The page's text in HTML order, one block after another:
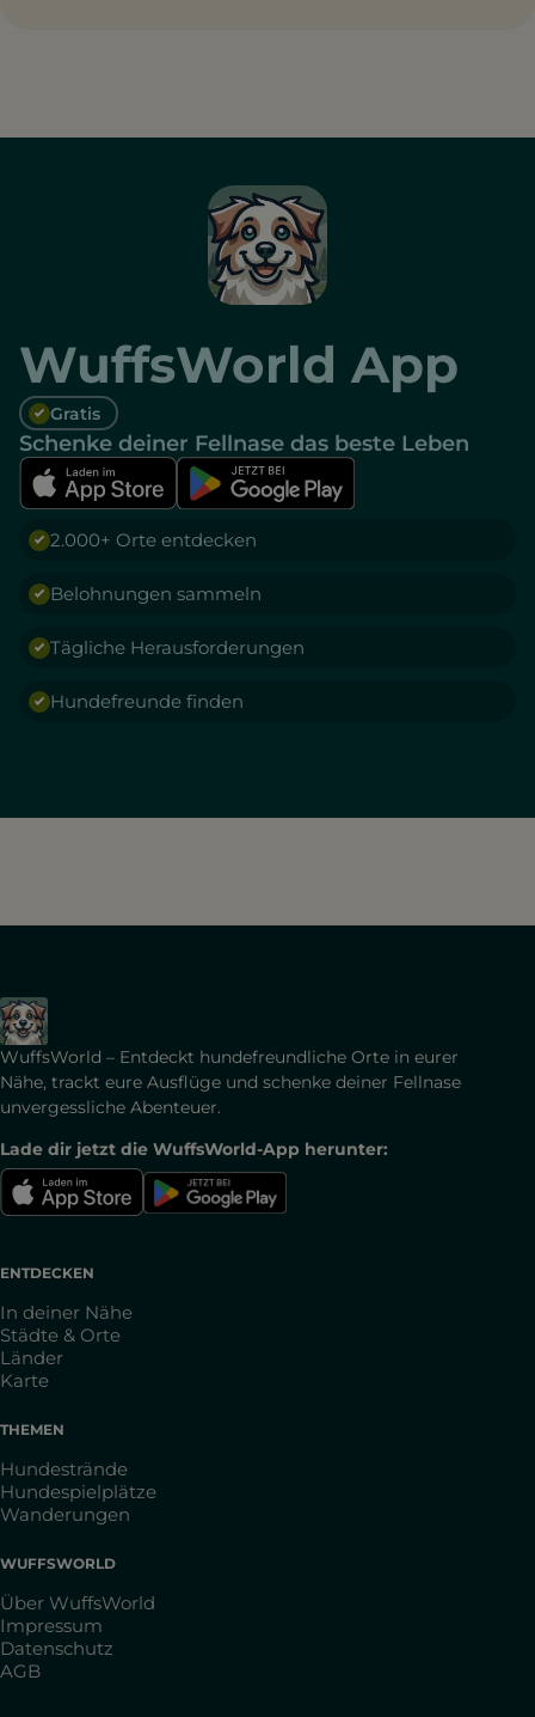
WuffsWorld App
Gratis
Schenke deiner Fellnase das beste Leben
2.000+ Orte entdecken
Belohnungen sammeln
Tägliche Herausforderungen
Hundefreunde finden
WuffsWorld – Entdeckt hundefreundliche Orte in eurer
Nähe, trackt eure Ausflüge und schenke deiner Fellnase
unvergessliche Abenteuer.
Lade dir jetzt die WuffsWorld-App herunter:
ENTDECKEN
In deiner Nähe
Städte & Orte
Länder
Karte
THEMEN
Hundestrände
Hundespielplätze
Wanderungen
WUFFSWORLD
Über WuffsWorld
Impressum
Datenschutz
AGB